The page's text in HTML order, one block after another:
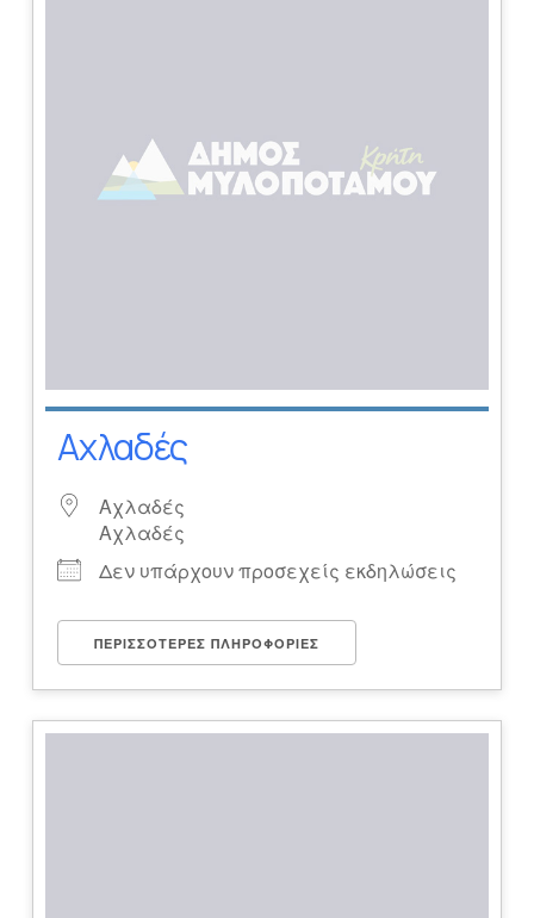
Αχλαδές
Αχλαδές
Αχλαδές
Δεν υπάρχουν προσεχείς εκδηλώσεις
ΠΕΡΙΣΣΌΤΕΡΕΣ ΠΛΗΡΟΦΟΡΊΕΣ